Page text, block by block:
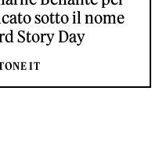
sotto il nome
Story Day
IT